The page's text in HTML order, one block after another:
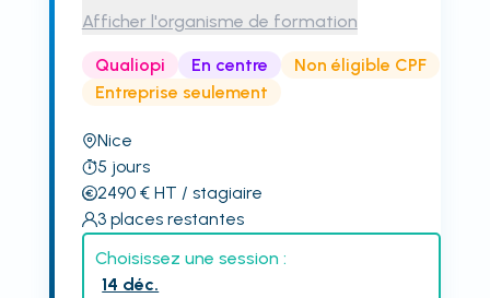
Afficher l'organisme de formation
Qualiopi En centre
Non éligible CPF
Entreprise seulement
Nice
5 jours
2490€ HT / stagiaire
3 places restantes
Choisissez une session :
14 déc.